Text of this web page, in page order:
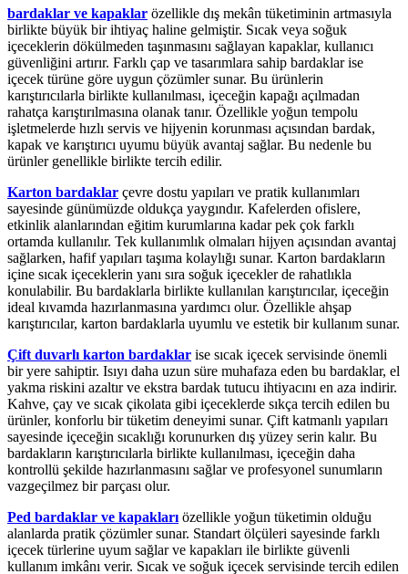
bardaklar ve kapaklar özellikle dış mekân tüketiminin artmasıyla
birlikte büyük bir ihtiyaç haline gelmiştir. Sıcak veya soğuk
içeceklerin dökülmeden taşınmasını sağlayan kapaklar, kullanıcı
güvenliğini artırır. Farklı çap ve tasarımlara sahip bardaklar ise
içecek türüne göre uygun çözümler sunar. Bu ürünlerin
karıştırıcılarla birlikte kullanılması, içeceğin kapağı açılmadan
rahatça karıştırılmasına olanak tanır. Özellikle yoğun tempolu
işletmelerde hızlı servis ve hijyenin korunması açısından bardak,
kapak ve karıştırıcı uyumu büyük avantaj sağlar. Bu nedenle bu
ürünler genellikle birlikte tercih edilir.
Karton bardaklar çevre dostu yapıları ve pratik kullanımları
sayesinde günümüzde oldukça yaygındır. Kafelerden ofislere,
etkinlik alanlarından eğitim kurumlarına kadar pek çok farklı
ortamda kullanılır. Tek kullanımlık olmaları hijyen açısından avantaj
sağlarken, hafif yapıları taşıma kolaylığı sunar. Karton bardakların
içine sıcak içeceklerin yanı sıra soğuk içecekler de rahatlıkla
konulabilir. Bu bardaklarla birlikte kullanılan karıştırıcılar, içeceğin
ideal kıvamda hazırlanmasına yardımcı olur. Özellikle ahşap
karıştırıcılar, karton bardaklarla uyumlu ve estetik bir kullanım sunar.
Çift duvarlı karton bardaklar ise sıcak içecek servisinde önemli
bir yere sahiptir. Isıyı daha uzun süre muhafaza eden bu bardaklar, el
yakma riskini azaltır ve ekstra bardak tutucu ihtiyacını en aza indirir.
Kahve, çay ve sıcak çikolata gibi içeceklerde sıkça tercih edilen bu
ürünler, konforlu bir tüketim deneyimi sunar. Çift katmanlı yapıları
sayesinde içeceğin sıcaklığı korunurken dış yüzey serin kalır. Bu
bardakların karıştırıcılarla birlikte kullanılması, içeceğin daha
kontrollü şekilde hazırlanmasını sağlar ve profesyonel sunumların
vazgeçilmez bir parçası olur.
Ped bardaklar ve kapaklarıözellikle yoğun tüketimin olduğu
alanlarda pratik çözümler sunar. Standart ölçüleri sayesinde farklı
içecek türlerine uyum sağlar ve kapakları ile birlikte güvenli
kullanım imkânı verir. Sıcak ve soğuk içecek servisinde tercih edilen